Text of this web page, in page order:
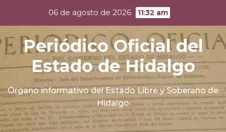
content
06 de agosto de 2026 11:32 am
Periódico Oficial del
Estado de Hidalgo
Órgano informativo del Estado Libre y Soberano de
Hidalgo